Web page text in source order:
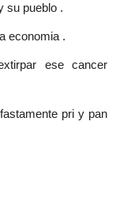
su pueblo .
economia .
ese cancer
pri y pan